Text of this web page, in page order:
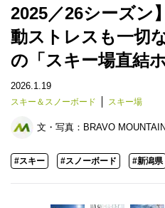
2025／26シーズン
動ストレスも一切
の「スキー場直結
2026.1.19
スキー＆スノーボード スキー場
文・写真： BRAVO
#スキー #スノーボード #新潟県